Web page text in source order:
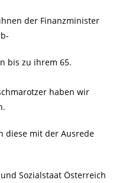
der Finanzminister
bis zu ihrem 65.
haben wir
diese mit der Ausrede
Sozialstaat Österreich